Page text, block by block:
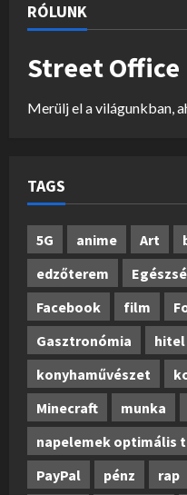
RÓLUNK
Street Office
Merülj el a világunkban,
TAGS
5G anime Art
edzőterem
Facebook
film
Gasztronómia
hitel
konyhaművészet
Minecraft
munka
napelemek optimális
PayPal
pénz rap